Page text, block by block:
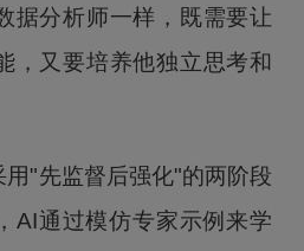
据分析师一样，既需要让
，又要培养他独立思考和
"先监督后强化"的两阶段
AI通过模仿专家示例来学